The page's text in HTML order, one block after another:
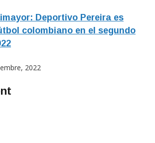
Deportivo Pereira es
colombiano en el segundo
2022